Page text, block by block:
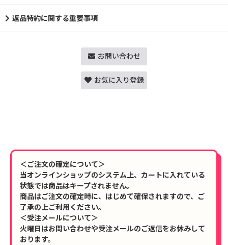
返品特約に関する重要事項
お問い合わせ
お気に入り登録
＜ご注文の確定について＞
当オンラインショップのシステム上、カートに入れている
状態では商品はキープされません。
商品はご注文の確定時に、はじめて確保されますので、ご
了承の上ご利用ください。
＜受注メールについて＞
火曜日はお問い合わせや受注メールのご返信をお休みして
おります。